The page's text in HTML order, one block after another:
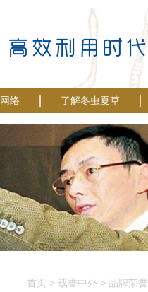
络 了解冬虫夏草
首页 > 载誉中外 > 品牌荣誉